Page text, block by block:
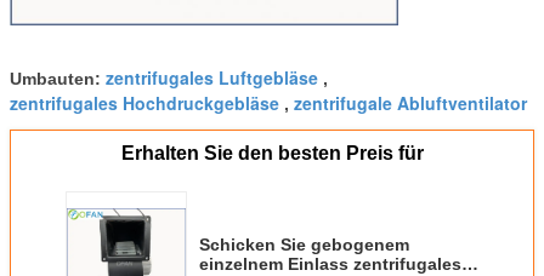
Umbauten: zentrifugales Luftgebläse ,
zentrifugales Hochdruckgebläse , zentrifugale Abluftventilator
Erhalten Sie den besten Preis für
Schicken Sie gebogenem
einzelnem Einlass zentrifugales